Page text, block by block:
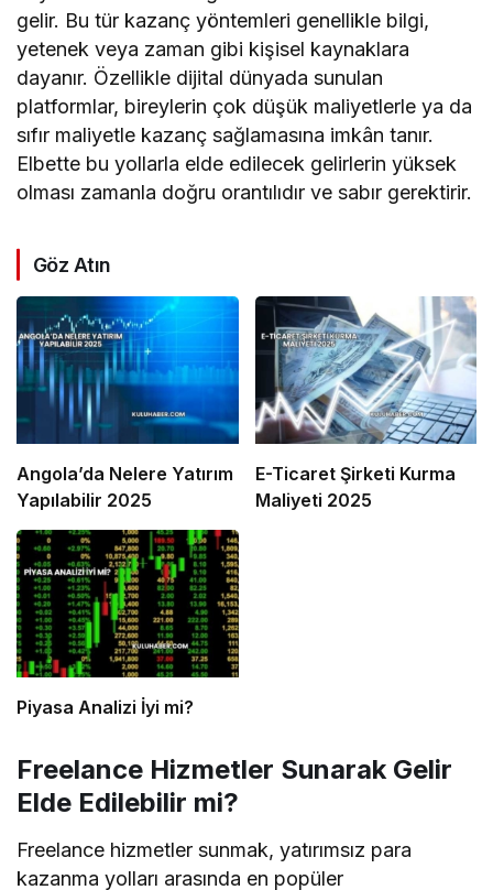
gelir. Bu tür kazanç yöntemleri genellikle bilgi,
yetenek veya zaman gibi kişisel kaynaklara
dayanır. Özellikle dijital dünyada sunulan
platformlar, bireylerin çok düşük maliyetlerle ya da
sıfır maliyetle kazanç sağlamasına imkân tanır.
Elbette bu yollarla elde edilecek gelirlerin yüksek
olması zamanla doğru orantılıdır ve sabır gerektirir.
Göz Atın
Angola’da Nelere Yatırım
Yapılabilir 2025
E-Ticaret Şirketi Kurma
Maliyeti 2025
Piyasa Analizi İyi mi?
Freelance Hizmetler Sunarak Gelir
Elde Edilebilir mi?
Freelance hizmetler sunmak, yatırımsız para
kazanma yolları arasında en popüler